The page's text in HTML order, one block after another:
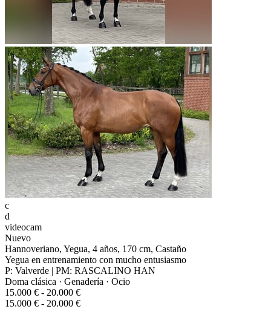
c
d
videocam
Nuevo
Hannoveriano, Yegua, 4 años, 170 cm, Castaño
Yegua en entrenamiento con mucho entusiasmo
P: Valverde | PM: RASCALINO HAN
Doma clásica · Genadería · Ocio
15.000 € - 20.000 €
15.000 € - 20.000 €